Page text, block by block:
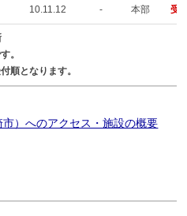
10.11.12 - 本部 受
。
となります。
市）へのアクセス・施設の概要